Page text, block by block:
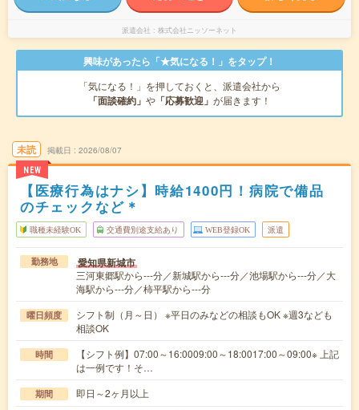
派遣会社 株式会社ニッソーネット
興味があったら「★気になる！」をタップ！
「気になる！」を押しておくと、派遣会社から
「面談確約」 や 「応募歓迎」 が届きます！
未読
NEW
掲載日 2026/08/07
【医療行為はナシ】時給1400円！病院で備品
のチェックなど＊
職種未経験OK 交通費別途支給あり WEB登録OK 派遣
勤務地 愛知県新城市
三河東郷駅から---分／新城駅から---分／池場駅から---分／大
海駅から---分／柿平駅から---分
曜日頻度
シフト制（月～日） ※平日のみなどの相談もOK ※週3なども
相談OK
時間
【シフト例】07:00～16:0009:00～18:0017:00～09:00※ 上記
は一例です！そ…
期間 即日～2ヶ月以上